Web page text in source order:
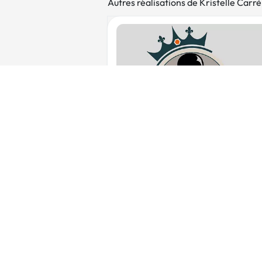
Autres réalisations de Kristelle